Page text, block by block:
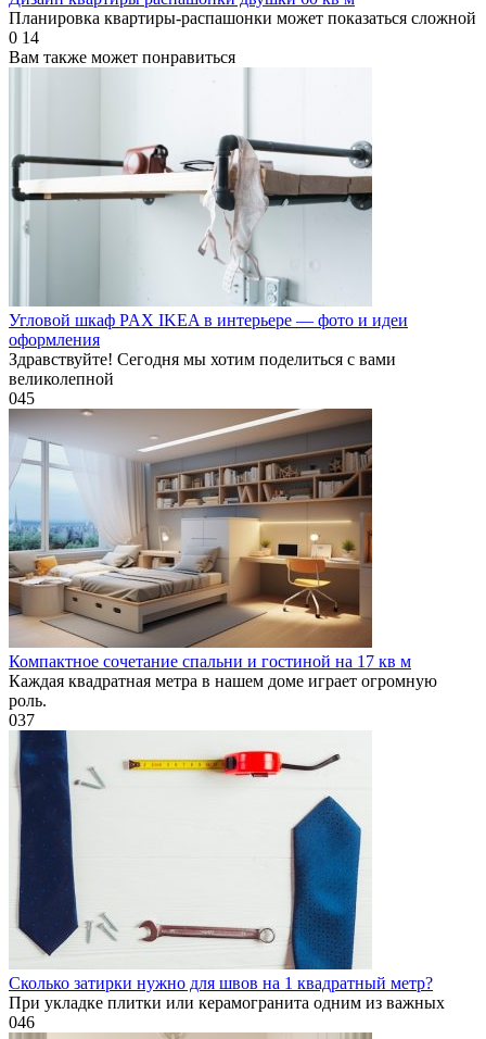
Планировка квартиры-распашонки может показаться сложной
0 14
Вам также может понравиться
Угловой шкаф PAX IKEA в интерьере — фото и идеи
оформления
Здравствуйте! Сегодня мы хотим поделиться с вами
великолепной
045
Компактное сочетание спальни и гостиной на 17 кв м
Каждая квадратная метра в нашем доме играет огромную
роль.
037
Сколько затирки нужно для швов на 1 квадратный метр?
При укладке плитки или керамогранита одним из важных
046